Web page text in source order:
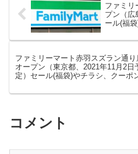
ファミリ
プン（広
ール(福
ファミリーマート赤羽スズラン通り
オープン（東京都、2021年11月2日
定）セール(福袋)やチラシ、クーポ
コメント